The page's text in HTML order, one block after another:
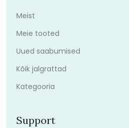
Meist
Meie tooted
Uued saabumised
Kõik jalgrattad
Kategooria
Support